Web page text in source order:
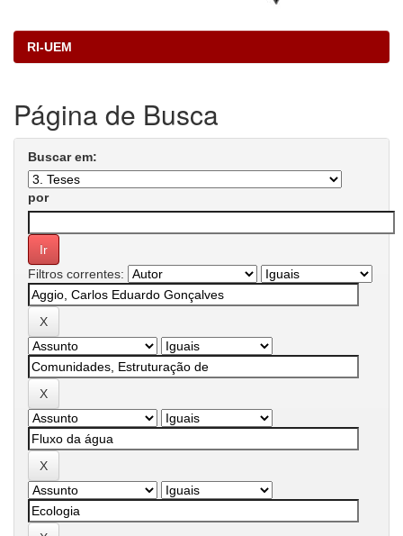
RI-UEM
Página de Busca
Buscar em:
por
Filtros correntes: